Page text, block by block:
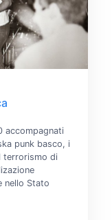
accompagnati
punk basco, i
terrorismo di
nello Stato